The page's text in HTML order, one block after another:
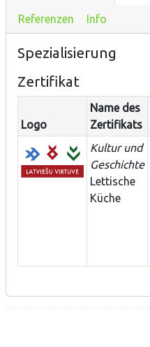
Referenzen Info
Spezialisierung
Zertifikat
Logo
Name des
Zertifikats
Kultur und
Geschichte
Lettische
Küche